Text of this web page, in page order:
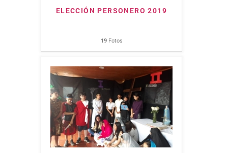
ELECCIÓN PERSONERO 2019
19Fotos